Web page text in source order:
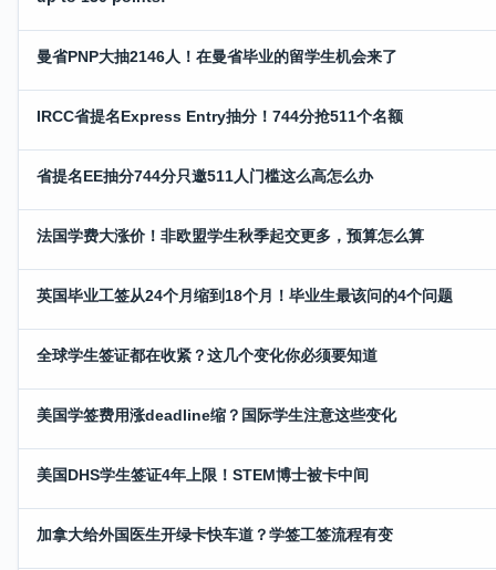
曼省PNP大抽2146人！在曼省毕业的留学生机会来了
IRCC省提名Express Entry抽分！744分抢511个名额
省提名EE抽分744分只邀511人门槛这么高怎么办
法国学费大涨价！非欧盟学生秋季起交更多，预算怎么算
英国毕业工签从24个月缩到18个月！毕业生最该问的4个问题
全球学生签证都在收紧？这几个变化你必须要知道
美国学签费用涨deadline缩？国际学生注意这些变化
美国DHS学生签证4年上限！STEM博士被卡中间
加拿大给外国医生开绿卡快车道？学签工签流程有变